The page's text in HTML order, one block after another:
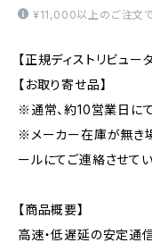
¥11,000以上のご注文
【正規ディストリビュー
【お取り寄せ品】
※通常、約10営業日に
※メーカー在庫が無き
ールにてご連絡させてい
【商品概要】
高速・低遅延の安定通